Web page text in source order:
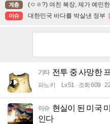
계층 (ㅇㅎ?) 여친 복장, 제가 예민
이슈 대한민국 바다를 박살낸 정부
기타 전투 중 사망한
파노키 Lv.51 조회 609
이슈 현실이 된 미국
인다